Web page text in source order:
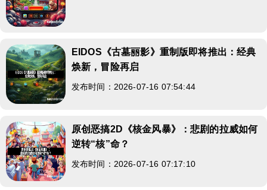
EIDOS《古墓丽影》重制版即将推出：经典
焕新，冒险再启
发布时间：2026-07-16 07:54:44
原创恶搞2D《核金风暴》：悲剧的拉威如何
逆转“核”命？
发布时间：2026-07-16 07:17:10